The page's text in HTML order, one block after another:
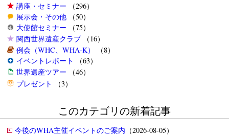
講座・セミナー （296）
展示会・その他（50）
大使館セミナー （75）
関西世界遺産クラブ（16）
例会（WHC、WHA-K）
（8）
イベントレポート
（63）
世界遺産ツアー （46）
プレゼント
（3）
このカテゴリの新着記事
今後のWHA主催イベントのご案内 （2026-08-05）